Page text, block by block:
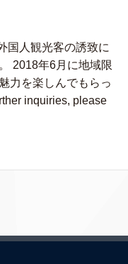
国人観光客の誘致に
2018年6月に地域限
力を楽しんでもらっ
inquiries, please